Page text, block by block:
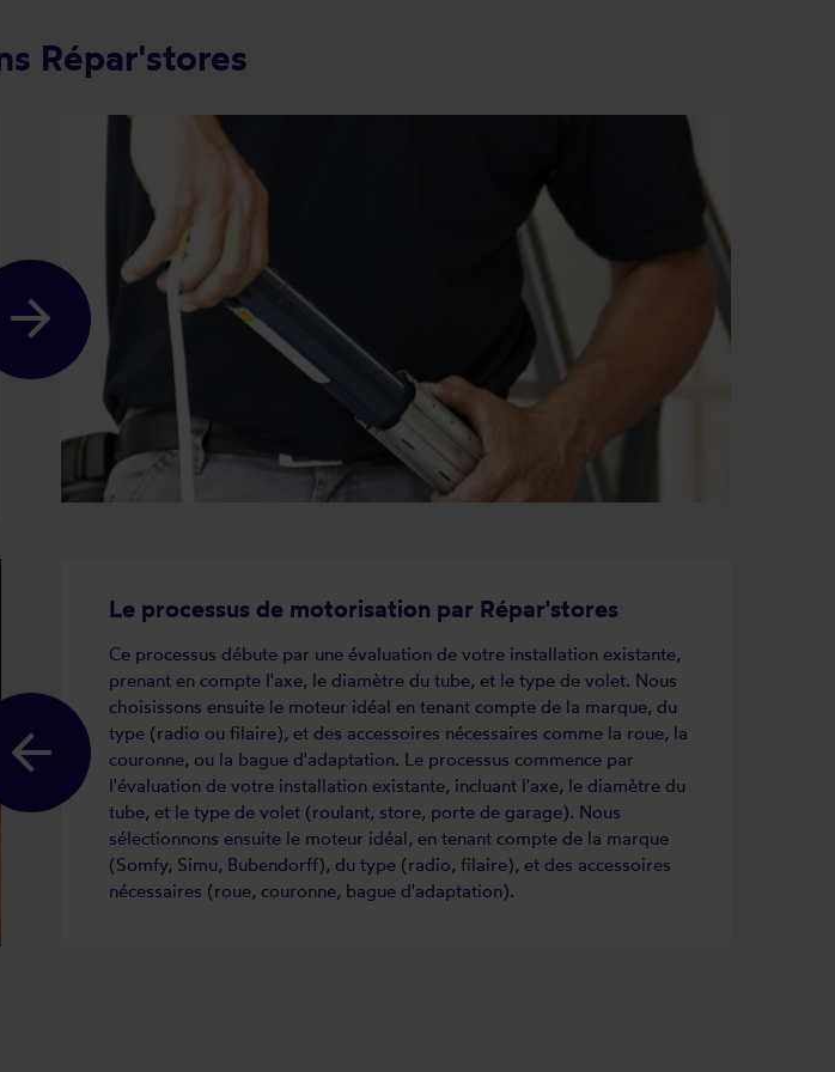
Répar'stores
Le processus de motorisation par Répar'stores
Ce processus débute par une évaluation de votre installation existante,
prenant en compte l'axe, le diamètre du tube, et le type de volet. Nous
choisissons ensuite le moteur idéal en tenant compte de la marque, du
type (radio ou filaire), et des accessoires nécessaires comme la roue, la
couronne, ou la bague d'adaptation. Le processus commence par
l'évaluation de votre installation existante, incluant l'axe, le diamètre du
tube, et le type de volet (roulant, store, porte de garage). Nous
sélectionnons ensuite le moteur idéal, en tenant compte de la marque
(Somfy, Simu, Bubendorff), du type (radio, filaire), et des accessoires
nécessaires (roue, couronne, bague d'adaptation).